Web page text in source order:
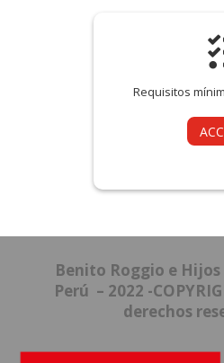
Requisitos
Benito Roggio e Hijos
Perú – 2022 -
derechos